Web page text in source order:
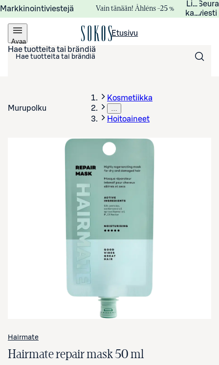
Markkinointiviestejä Vain tänään! Åhléns –25 %
viesti
Avaa
valikko
Etusivu
Hae tuotteita tai brändiä
Murupolku
Kosmetiikka
…
Hoitoaineet
Avaa tuotekuva suurennettuna
Hairmate
Hairmate repair mask 50 ml